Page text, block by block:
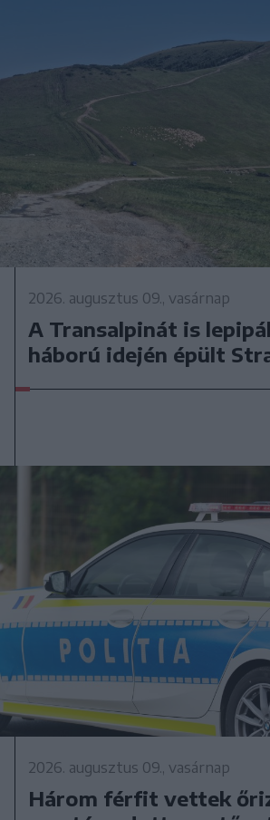
2026. augusztus 09., vasárnap
A Transalpinát is
háború idején épült
2026. augusztus 09., vasárnap
Három férfit vettek